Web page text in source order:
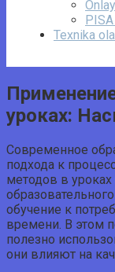
Texnika
уроках:
Современное
подхода к
методов в
обучение к
времени. В этом
полезно
они влияют на